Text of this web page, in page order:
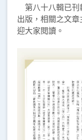
第八十八輯已刊
出版，相關之文
迎大家閱讀。